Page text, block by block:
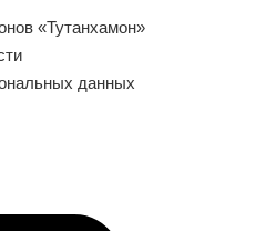
«Тутанхамон»
данных